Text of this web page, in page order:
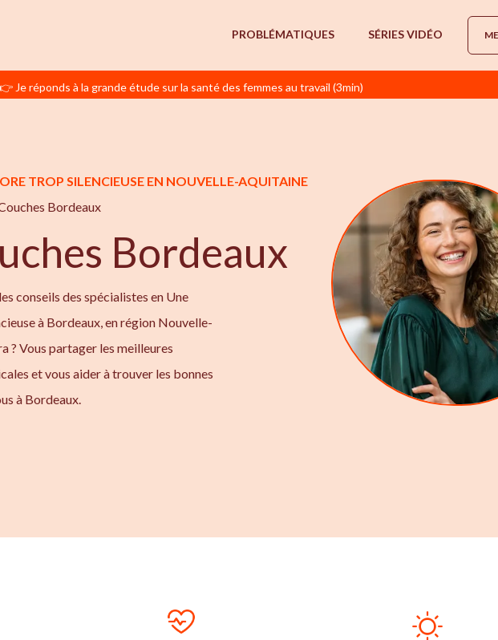
PROBLÉMATIQUES SÉRIES VIDÉO
👉 Je réponds à la grande étude sur la santé des femmes au travail (3min)
TROP SILENCIEUSE EN NOUVELLE-AQUITAINE
Bordeaux
Bordeaux
conseils des spécialistes en Une
à Bordeaux, en région Nouvelle-
? Vous partager les meilleures
et vous aider à trouver les bonnes
à Bordeaux.